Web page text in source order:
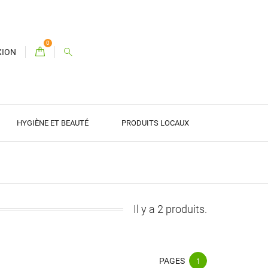
0
HYGIÈNE ET BEAUTÉ PRODUITS LOCAUX
Il y a 2 produits.
PAGES 1